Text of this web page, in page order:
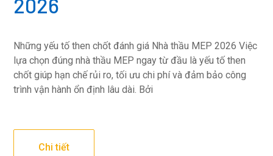
2026
Những yếu tố then chốt đánh giá Nhà thầu MEP 2026 Việc
lựa chọn đúng nhà thầu MEP ngay từ đầu là yếu tố then
chốt giúp hạn chế rủi ro, tối ưu chi phí và đảm bảo công
trình vận hành ổn định lâu dài. Bởi
Chi tiết